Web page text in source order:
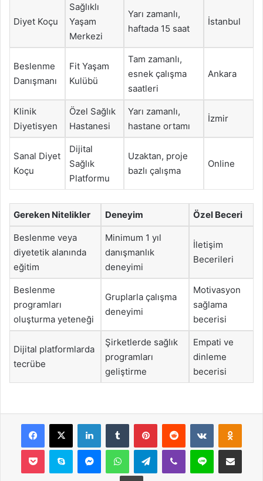
Diyet Koçu
Sağlıklı
Yaşam
Merkezi
Yarı zamanlı,
haftada 15 saat
İstanbul
Beslenme
Danışmanı
Fit Yaşam
Kulübü
Tam zamanlı,
esnek çalışma
saatleri
Ankara
Klinik
Diyetisyen
Özel Sağlık
Hastanesi
Yarı zamanlı,
hastane ortamı
İzmir
Sanal Diyet
Koçu
Dijital
Sağlık
Platformu
Uzaktan, proje
bazlı çalışma
Online
Gereken Nitelikler Deneyim Özel Beceri
Beslenme veya
diyetetik alanında
eğitim
Minimum 1 yıl
danışmanlık
deneyimi
İletişim
Becerileri
Beslenme
programları
oluşturma yeteneği
Gruplarla çalışma
deneyimi
Motivasyon
sağlama
becerisi
Dijital platformlarda
tecrübe
Şirketlerde sağlık
programları
geliştirme
Empati ve
dinleme
becerisi
Facebook
X LinkedInTumblr PinterestReddit VKontakte
Pocket Skype MessengerWhatsAppTelegramViber Line E-Posta ile
Yazdır